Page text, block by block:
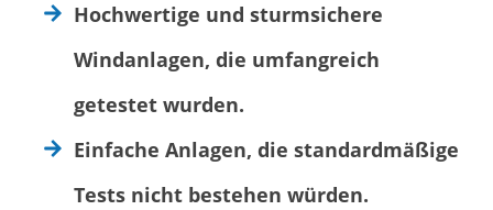
Hochwertige und sturmsichere
Windanlagen, die umfangreich
getestet wurden.
Einfache Anlagen, die standardmäßige
Tests nicht bestehen würden.